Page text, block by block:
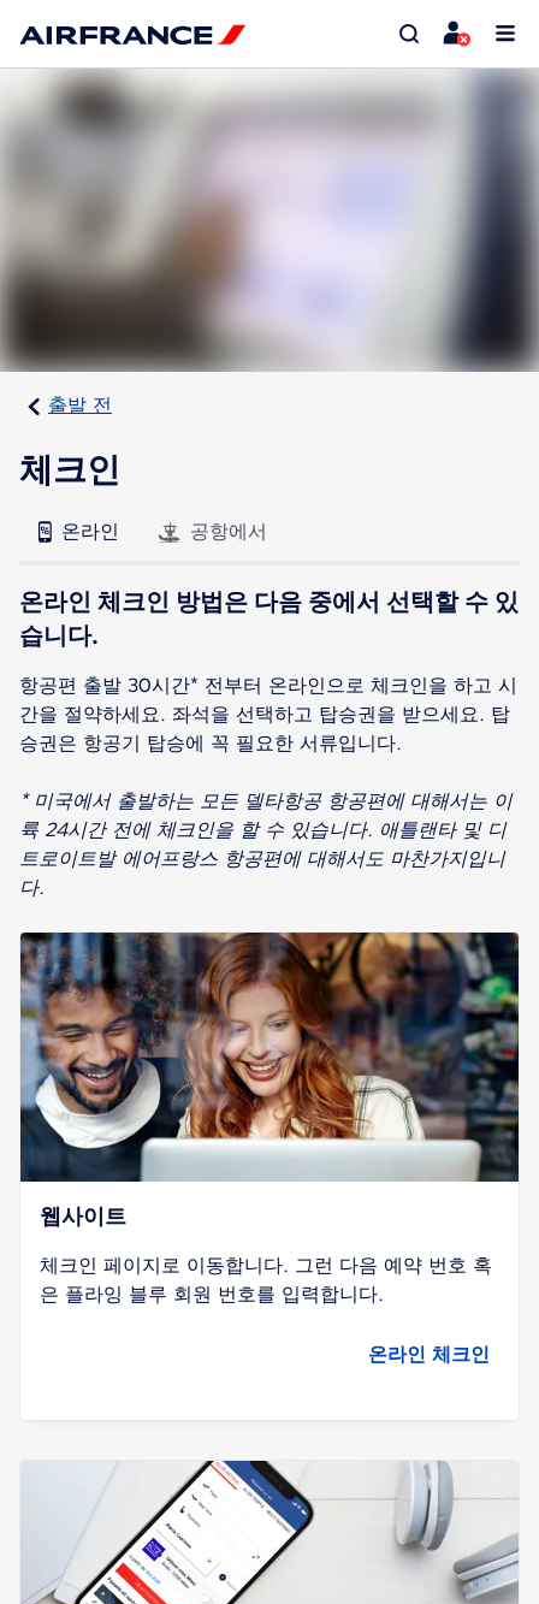
출발 전
체크인
온라인 공항에서
온라인 체크인 방법은 다음 중에서 선택할 수 있
습니다.
항공편 출발 30시간* 전부터 온라인으로 체크인을 하고 시
간을 절약하세요. 좌석을 선택하고 탑승권을 받으세요. 탑
승권은 항공기 탑승에 꼭 필요한 서류입니다.
* 미국에서 출발하는 모든 델타항공 항공편에 대해서는 이
륙 24시간 전에 체크인을 할 수 있습니다. 애틀랜타 및 디
트로이트발 에어프랑스 항공편에 대해서도 마찬가지입니
다.
웹사이트
체크인 페이지로 이동합니다. 그런 다음 예약 번호 혹
은 플라잉 블루 회원 번호를 입력합니다.
온라인 체크인